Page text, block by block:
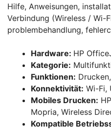
Hilfe, Anweisungen,
Verbindung (Wireless / Wi-
problembehandlung,
Hardware: HP
Kategorie:
Funktionen:
Konnektivität: Wi-Fi,
Mobiles Drucken:
Mopria, Wireless
Kompatible